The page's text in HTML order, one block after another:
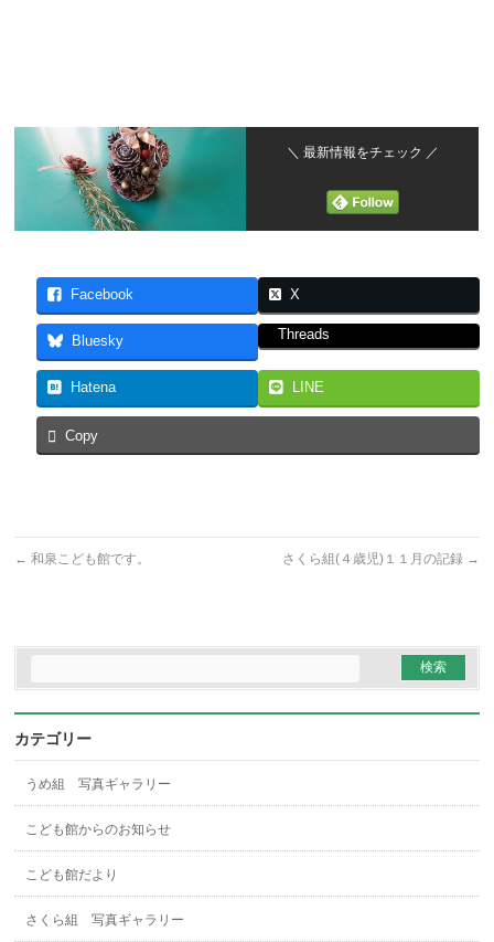
＼ 最新情報をチェック ／
Facebook X
Bluesky Threads
Hatena LINE
Copy
← 和泉こども館です。 さくら組(４歳児)１１月の記録 →
カテゴリー
うめ組 写真ギャラリー
こども館からのお知らせ
こども館だより
さくら組 写真ギャラリー